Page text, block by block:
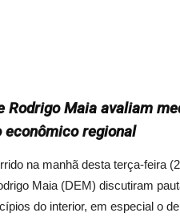
Rodrigo Maia avaliam
econômico regional
na manhã desta terça-feira
Maia (DEM) discutiram
do interior, em especial o